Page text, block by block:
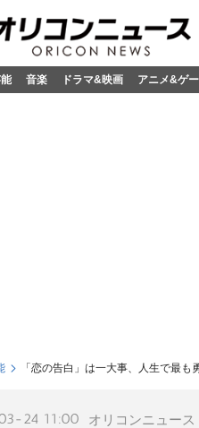
音楽 ドラマ&映画 アニメ&ゲ
「恋の告白」は一大事、人生で最も
24 11:00 オリコンニュース